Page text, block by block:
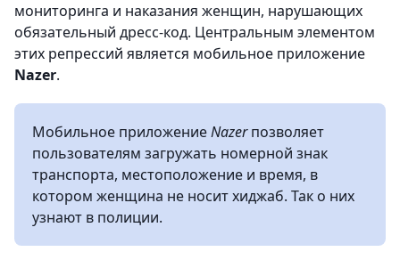
мониторинга и наказания женщин, нарушающих
обязательный дресс-код. Центральным элементом
этих репрессий является мобильное приложение
Nazer.
Мобильное приложениеNazerпозволяет
пользователям загружать номерной знак
транспорта, местоположение и время, в
котором женщина не носит хиджаб. Так о них
узнают в полиции.